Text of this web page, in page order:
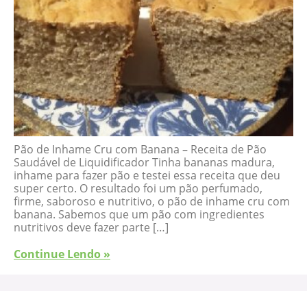
Pão de Inhame Cru com Banana – Receita de Pão
Saudável de Liquidificador Tinha bananas madura,
inhame para fazer pão e testei essa receita que deu
super certo. O resultado foi um pão perfumado,
firme, saboroso e nutritivo, o pão de inhame cru com
banana. Sabemos que um pão com ingredientes
nutritivos deve fazer parte […]
Continue Lendo »